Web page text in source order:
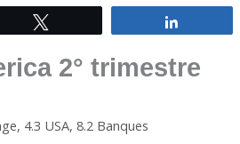
2° trimestre
, 4.3 USA, 8.2 Banques